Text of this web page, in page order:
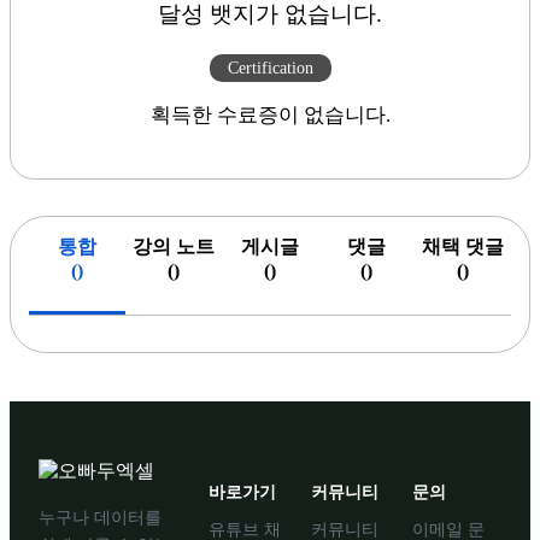
달성 뱃지가 없습니다.
Certification
획득한 수료증이 없습니다.
통합
()
강의 노트
()
게시글
()
댓글
()
채택 댓글
()
누구나 데이터를
바로가기
유튜브 채
커뮤니티
커뮤니티
문의
이메일 문